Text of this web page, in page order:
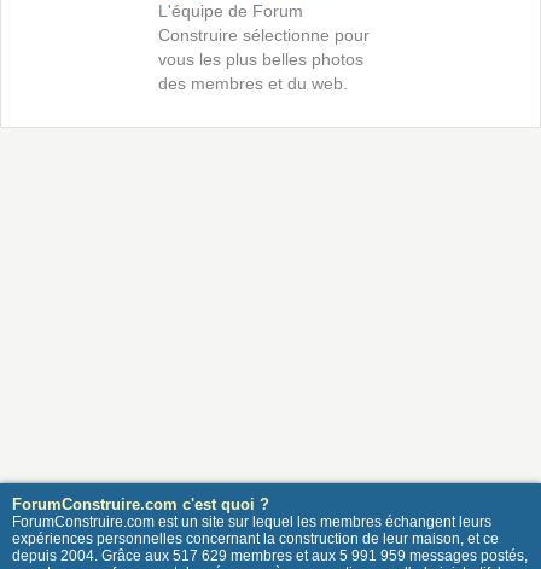
L'équipe de Forum
Construire sélectionne pour
vous les plus belles photos
des membres et du web.
ForumConstruire.com c'est quoi ?
ForumConstruire.com est un site sur lequel les membres échangent leurs
expériences personnelles concernant la construction de leur maison, et ce
depuis 2004. Grâce aux 517 629 membres et aux 5 991 959 messages postés,